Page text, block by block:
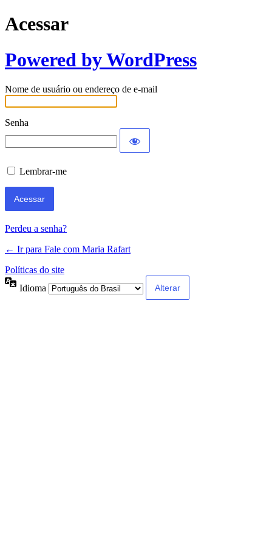
Acessar
Powered by WordPress
Nome de usuário ou endereço de e-mail
Senha
Lembrar-me
Perdeu a senha?
← Ir para Fale com Maria Rafart
Políticas do site
Idioma